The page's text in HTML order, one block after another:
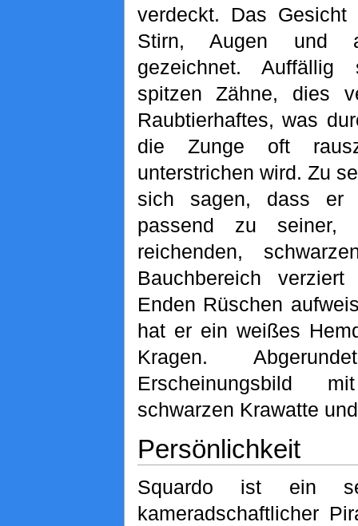
verdeckt. Das
Stirn, Augen und
gezeichnet.
spitzen Zähne, dies
Raubtierhaftes, was
die Zunge oft
unterstrichen wird. Zu
sich sagen, dass er
passend zu seiner,
reichenden,
Bauchbereich
Enden Rüschen
hat er ein weißes
Kragen.
Erscheinungsbild
schwarzen Krawatte
Persönlichkeit
Squardo ist ein
kameradschaftlicher